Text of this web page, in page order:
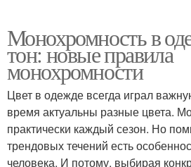
изображение
Монохромный гардероб
Монохромность в
тон: новые правила
монохромности
Цвет в одежде всегда играл
время актуальны разные цвета.
практически каждый сезон. Но
трендовых течений есть
человека. И потому, выбирая